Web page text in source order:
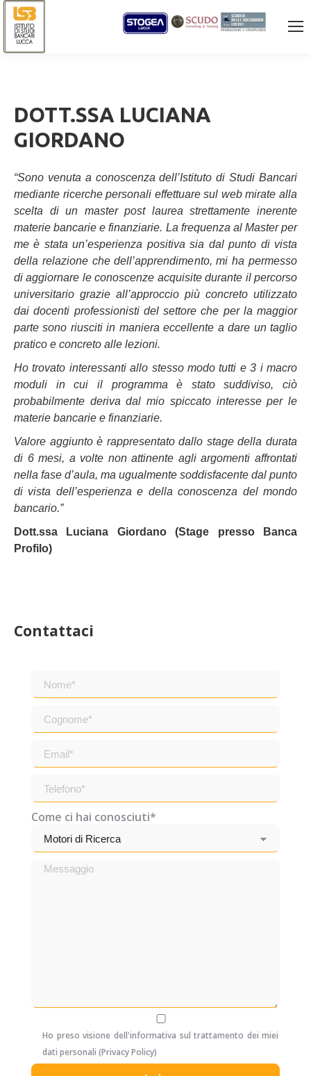
DOTT.SSA LUCIANA
GIORDANO
“Sono venuta a conoscenza dell’Istituto di Studi Bancari
mediante ricerche personali effettuare sul web mirate alla
scelta di un master post laurea strettamente inerente
materie bancarie e finanziarie. La frequenza al Master per
me è stata un’esperienza positiva sia dal punto di vista
della relazione che dell’apprendimento, mi ha permesso
di aggiornare le conoscenze acquisite durante il percorso
universitario grazie all’approccio più concreto utilizzato
dai docenti professionisti del settore che per la maggior
parte sono riusciti in maniera eccellente a dare un taglio
pratico e concreto alle lezioni.
Ho trovato interessanti allo stesso modo tutti e 3 i macro
moduli in cui il programma è stato suddiviso, ciò
probabilmente deriva dal mio spiccato interesse per le
materie bancarie e finanziarie.
Valore aggiunto è rappresentato dallo stage della durata
di 6 mesi, a volte non attinente agli argomenti affrontati
nella fase d’aula, ma ugualmente soddisfacente dal punto
di vista dell’esperienza e della conoscenza del mondo
bancario.”
Dott.ssa Luciana Giordano (Stage presso Banca
Profilo)
Contattaci
Come ci hai conosciuti*
Ho preso visione dell'informativa sul trattamento dei miei
dati personali (Privacy Policy)